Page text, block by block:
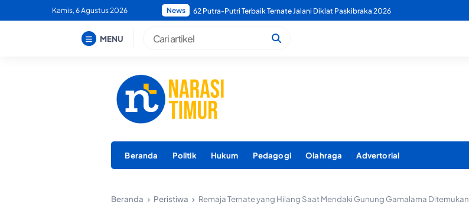
to
Kamis, 6 Agustus 2026 News Bupati Morotai Minta PDAM Benahi Pelayanan Air Bersih Secara Menyeluruh
MENU
Beranda Politik Hukum Pedagogi Olahraga Advertorial
Beranda Peristiwa
Remaja Ternate yang Hilang Saat Mendaki Gunung Gamalama Ditemukan